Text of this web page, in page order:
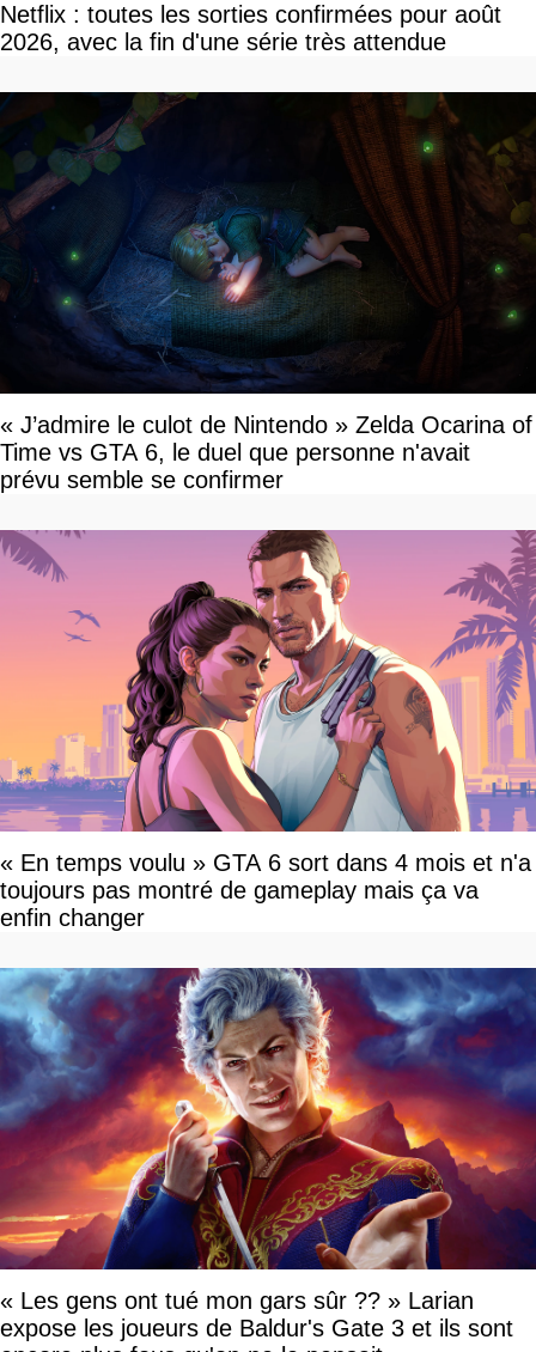
Netflix : toutes les sorties confirmées pour août
2026, avec la fin d'une série très attendue
« J’admire le culot de Nintendo » Zelda Ocarina of
Time vs GTA 6, le duel que personne n'avait
prévu semble se confirmer
« En temps voulu » GTA 6 sort dans 4 mois et n'a
toujours pas montré de gameplay mais ça va
enfin changer
« Les gens ont tué mon gars sûr ?? » Larian
expose les joueurs de Baldur's Gate 3 et ils sont